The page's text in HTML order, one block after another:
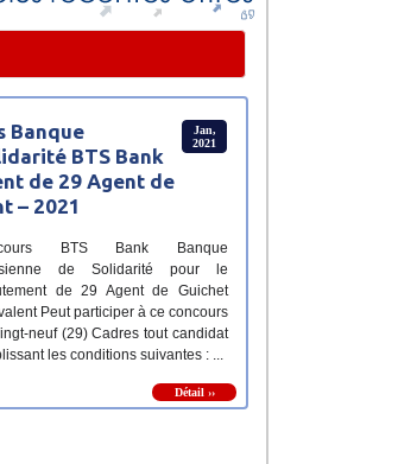
Jan,
2021
Banque
BTS Bank
de 29 Agent de
– 2021
BTS Bank Banque
de Solidarité pour le
de 29 Agent de Guichet
Peut participer à ce concours
neuf (29) Cadres tout candidat
les conditions suivantes : ...
Détail ››